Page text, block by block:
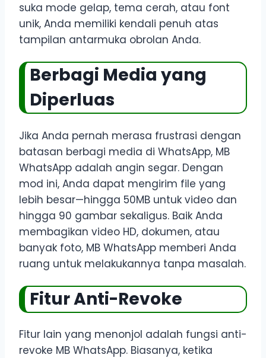
suka mode gelap, tema cerah, atau font
unik, Anda memiliki kendali penuh atas
tampilan antarmuka obrolan Anda.
Berbagi Media yang
Diperluas
Jika Anda pernah merasa frustrasi dengan
batasan berbagi media di WhatsApp, MB
WhatsApp adalah angin segar. Dengan
mod ini, Anda dapat mengirim file yang
lebih besar—hingga 50MB untuk video dan
hingga 90 gambar sekaligus. Baik Anda
membagikan video HD, dokumen, atau
banyak foto, MB WhatsApp memberi Anda
ruang untuk melakukannya tanpa masalah.
Fitur Anti-Revoke
Fitur lain yang menonjol adalah fungsi anti-
revoke MB WhatsApp. Biasanya, ketika